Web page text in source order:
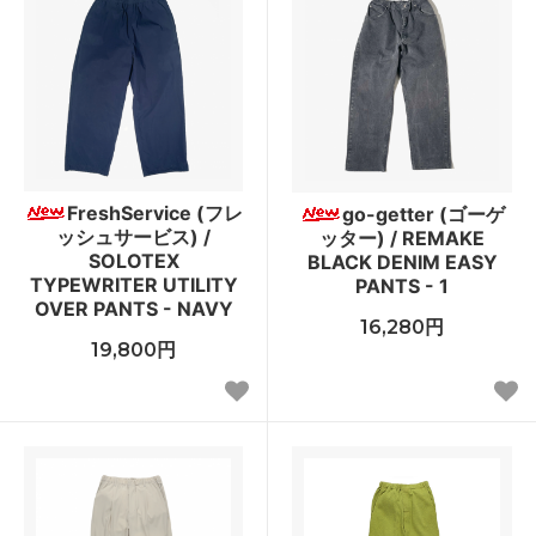
FreshService (フレ
ッシュサービス) /
SOLOTEX
TYPEWRITER UTILITY
OVER PANTS - NAVY
19,800円
go-getter (ゴーゲ
ッター) / REMAKE
BLACK DENIM EASY
PANTS - 1
16,280円